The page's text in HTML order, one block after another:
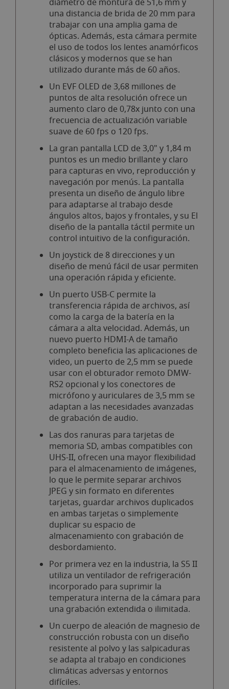
una distancia de brida de 20 mm para
trabajar con una amplia gama de
ópticas. Además, esta cámara permite
el uso de todos los lentes anamórficos
clásicos y modernos que se han
utilizado durante más de 60 años.
Un EVF OLED de 3,68 millones de
puntos de alta resolución ofrece un
aumento claro de 0,78x junto con una
frecuencia de actualización variable
suave de 60 fps o 120 fps.
La gran pantalla LCD de 3,0" y 1,84 m
puntos es un medio brillante y claro
para capturas en vivo, reproducción y
navegación por menús. La pantalla
presenta un diseño de ángulo libre
para adaptarse al trabajo desde
ángulos altos, bajos y frontales, y su El
diseño de la pantalla táctil permite un
control intuitivo de la configuración.
Un joystick de 8 direcciones y un
diseño de menú fácil de usar permiten
una operación rápida y eficiente.
Un puerto USB-C permite la
transferencia rápida de archivos, así
como la carga de la batería en la
cámara a alta velocidad. Además, un
nuevo puerto HDMI-A de tamaño
completo beneficia las aplicaciones de
video, un puerto de 2,5 mm se puede
usar con el obturador remoto DMW-
RS2 opcional y los conectores de
micrófono y auriculares de 3,5 mm se
adaptan a las necesidades avanzadas
de grabación de audio.
Las dos ranuras para tarjetas de
memoria SD, ambas compatibles con
UHS-II, ofrecen una mayor flexibilidad
para el almacenamiento de imágenes,
lo que le permite separar archivos
JPEG y sin formato en diferentes
tarjetas, guardar archivos duplicados
en ambas tarjetas o simplemente
duplicar su espacio de
almacenamiento con grabación de
desbordamiento.
Por primera vez en la industria, la S5 II
utiliza un ventilador de refrigeración
incorporado para suprimir la
temperatura interna de la cámara para
una grabación extendida o ilimitada.
Un cuerpo de aleación de magnesio de
construcción robusta con un diseño
resistente al polvo y las salpicaduras
se adapta al trabajo en condiciones
climáticas adversas y entornos
difíciles.